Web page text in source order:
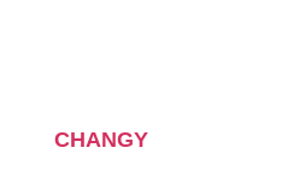
CHANGY